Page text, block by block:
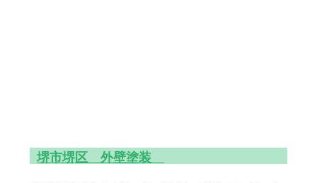
堺市堺区 外壁塗装